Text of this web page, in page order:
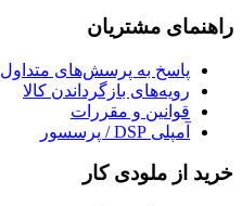
راهنمای مشتریان
پاسخ به پرسش‌های متداول
رویه‌های بازگرداندن کالا
قوانین و مقررات
آمپلی DSP / پرسسور
خرید از ملودی کار